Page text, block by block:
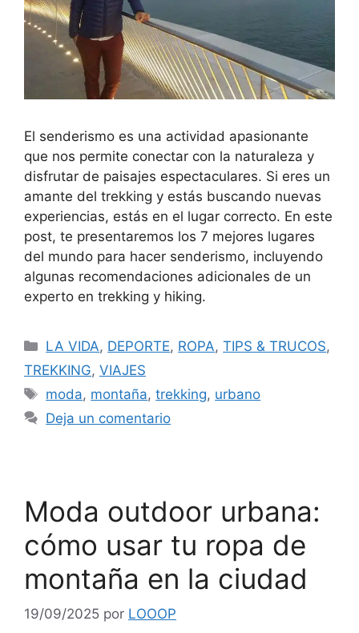
El senderismo es una actividad apasionante
que nos permite conectar con la naturaleza y
disfrutar de paisajes espectaculares. Si eres un
amante del trekking y estás buscando nuevas
experiencias, estás en el lugar correcto. En este
post, te presentaremos los 7 mejores lugares
del mundo para hacer senderismo, incluyendo
algunas recomendaciones adicionales de un
experto en trekking y hiking.
LA VIDA, DEPORTE, ROPA,TIPS & TRUCOS,
TREKKING, VIAJES
moda, montaña,trekking, urbano
Deja un comentario
Moda outdoor urbana:
cómo usar tu ropa de
montaña en la ciudad
19/09/2025 por LOOOP